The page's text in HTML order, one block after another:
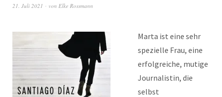
21. Juli 2021 von Elke Rossmann
Marta ist eine sehr
spezielle Frau, eine
erfolgreiche, mutige
Journalistin, die
selbst